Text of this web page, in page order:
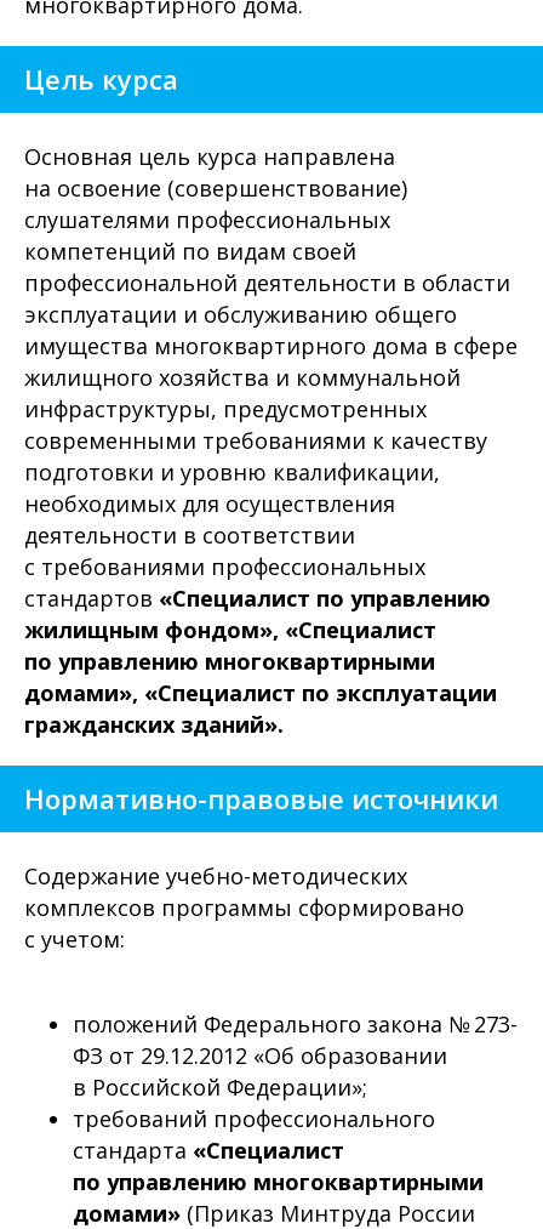
Цель курса
Основная цель курса направлена
на освоение (совершенствование)
слушателями профессиональных
компетенций по видам своей
профессиональной деятельности в области
эксплуатации и обслуживанию общего
имущества многоквартирного дома в сфере
жилищного хозяйства и коммунальной
инфраструктуры, предусмотренных
современными требованиями к качеству
подготовки и уровню квалификации,
необходимых для осуществления
деятельности в соответствии
с требованиями профессиональных
стандартов «Специалист по управлению
жилищным фондом», «Специалист
по управлению многоквартирными
домами», «Специалист по эксплуатации
гражданских зданий».
Нормативно-правовые источники
Содержание учебно-методических
комплексов программы сформировано
с учетом:
положений Федерального закона № 273-
ФЗ от 29.12.2012 «Об образовании
в Российской Федерации»;
требований профессионального
стандарта «Специалист
по управлению многоквартирными
домами» (Приказ Минтруда России